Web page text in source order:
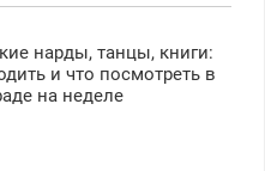
нарды, танцы, книги:
и что посмотреть в
на неделе